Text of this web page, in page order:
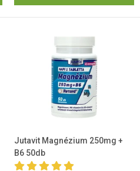
Jutavit Magnézium 250mg +
B6 50db